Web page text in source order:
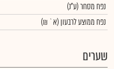
נפח מסחר(ע"נ)
נפח ממוצע לרבעון (א` ₪)
שערים